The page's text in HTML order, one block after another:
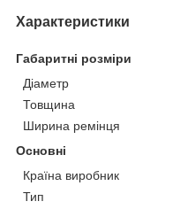
Характеристики
Габаритні розміри
Діаметр
Товщина
Ширина ремінця
Основні
Країна виробник
Тип